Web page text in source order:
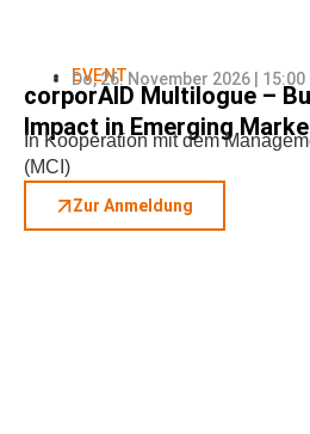
EVENT
Do, 26. November 2026 |
corporAID Multilogue –
Impact in Emerging
In Kooperation mit dem
(MCI)
Zur Anmeldung